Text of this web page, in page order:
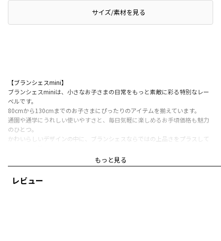
レビュー
サイズ/素材を見る
【ブランシェスmini】
ブランシェスminiは、小さなお子さまの日常をもっと素敵に彩る特別なレー
ベルです。
80cmから130cmまでのお子さまにぴったりのアイテムを揃えています。
通園や通学にうれしい使いやすさと、毎日気軽に楽しめるお手頃価格も魅力
のひとつ。
かわいらしいデザインの中に、ブランシェスならではの上品さをプラスして
お子さまの大切な日々に寄り添うブランシェスminiで、もっと楽しく、もっ
とかわいく。
■ポイント
もっと見る